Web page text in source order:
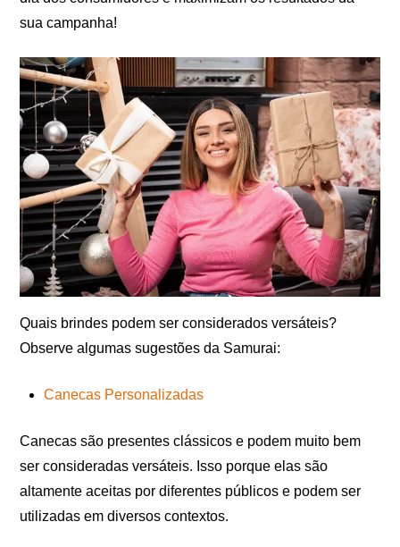
sua campanha!
Quais brindes podem ser considerados versáteis?
Observe algumas sugestões da Samurai:
Canecas Personalizadas
Canecas são presentes clássicos e podem muito bem
ser consideradas versáteis. Isso porque elas são
altamente aceitas por diferentes públicos e podem ser
utilizadas em diversos contextos.